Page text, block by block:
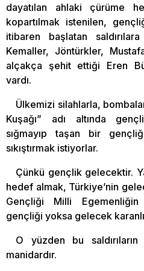
dayatılan ahlaki çürüme
kopartılmak istenilen,
itibaren başlatan
Kemaller, Jöntürkler,
alçakça şehit ettiği Eren
vardı.
Ülkemizi silahlarla,
Kuşağı” adı altında
sığmayıp taşan bir
sıkıştırmak istiyorlar.
Çünkü gençlik gelecektir.
hedef almak, Türkiye’nin
Gençliği Milli Egemenliğin
gençliği yoksa gelecek
O yüzden bu
manidardır.